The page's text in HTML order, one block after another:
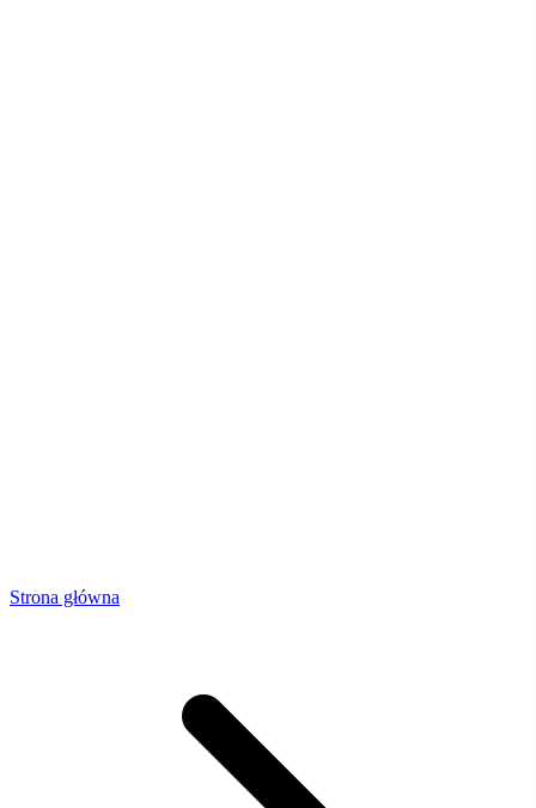
Strona główna